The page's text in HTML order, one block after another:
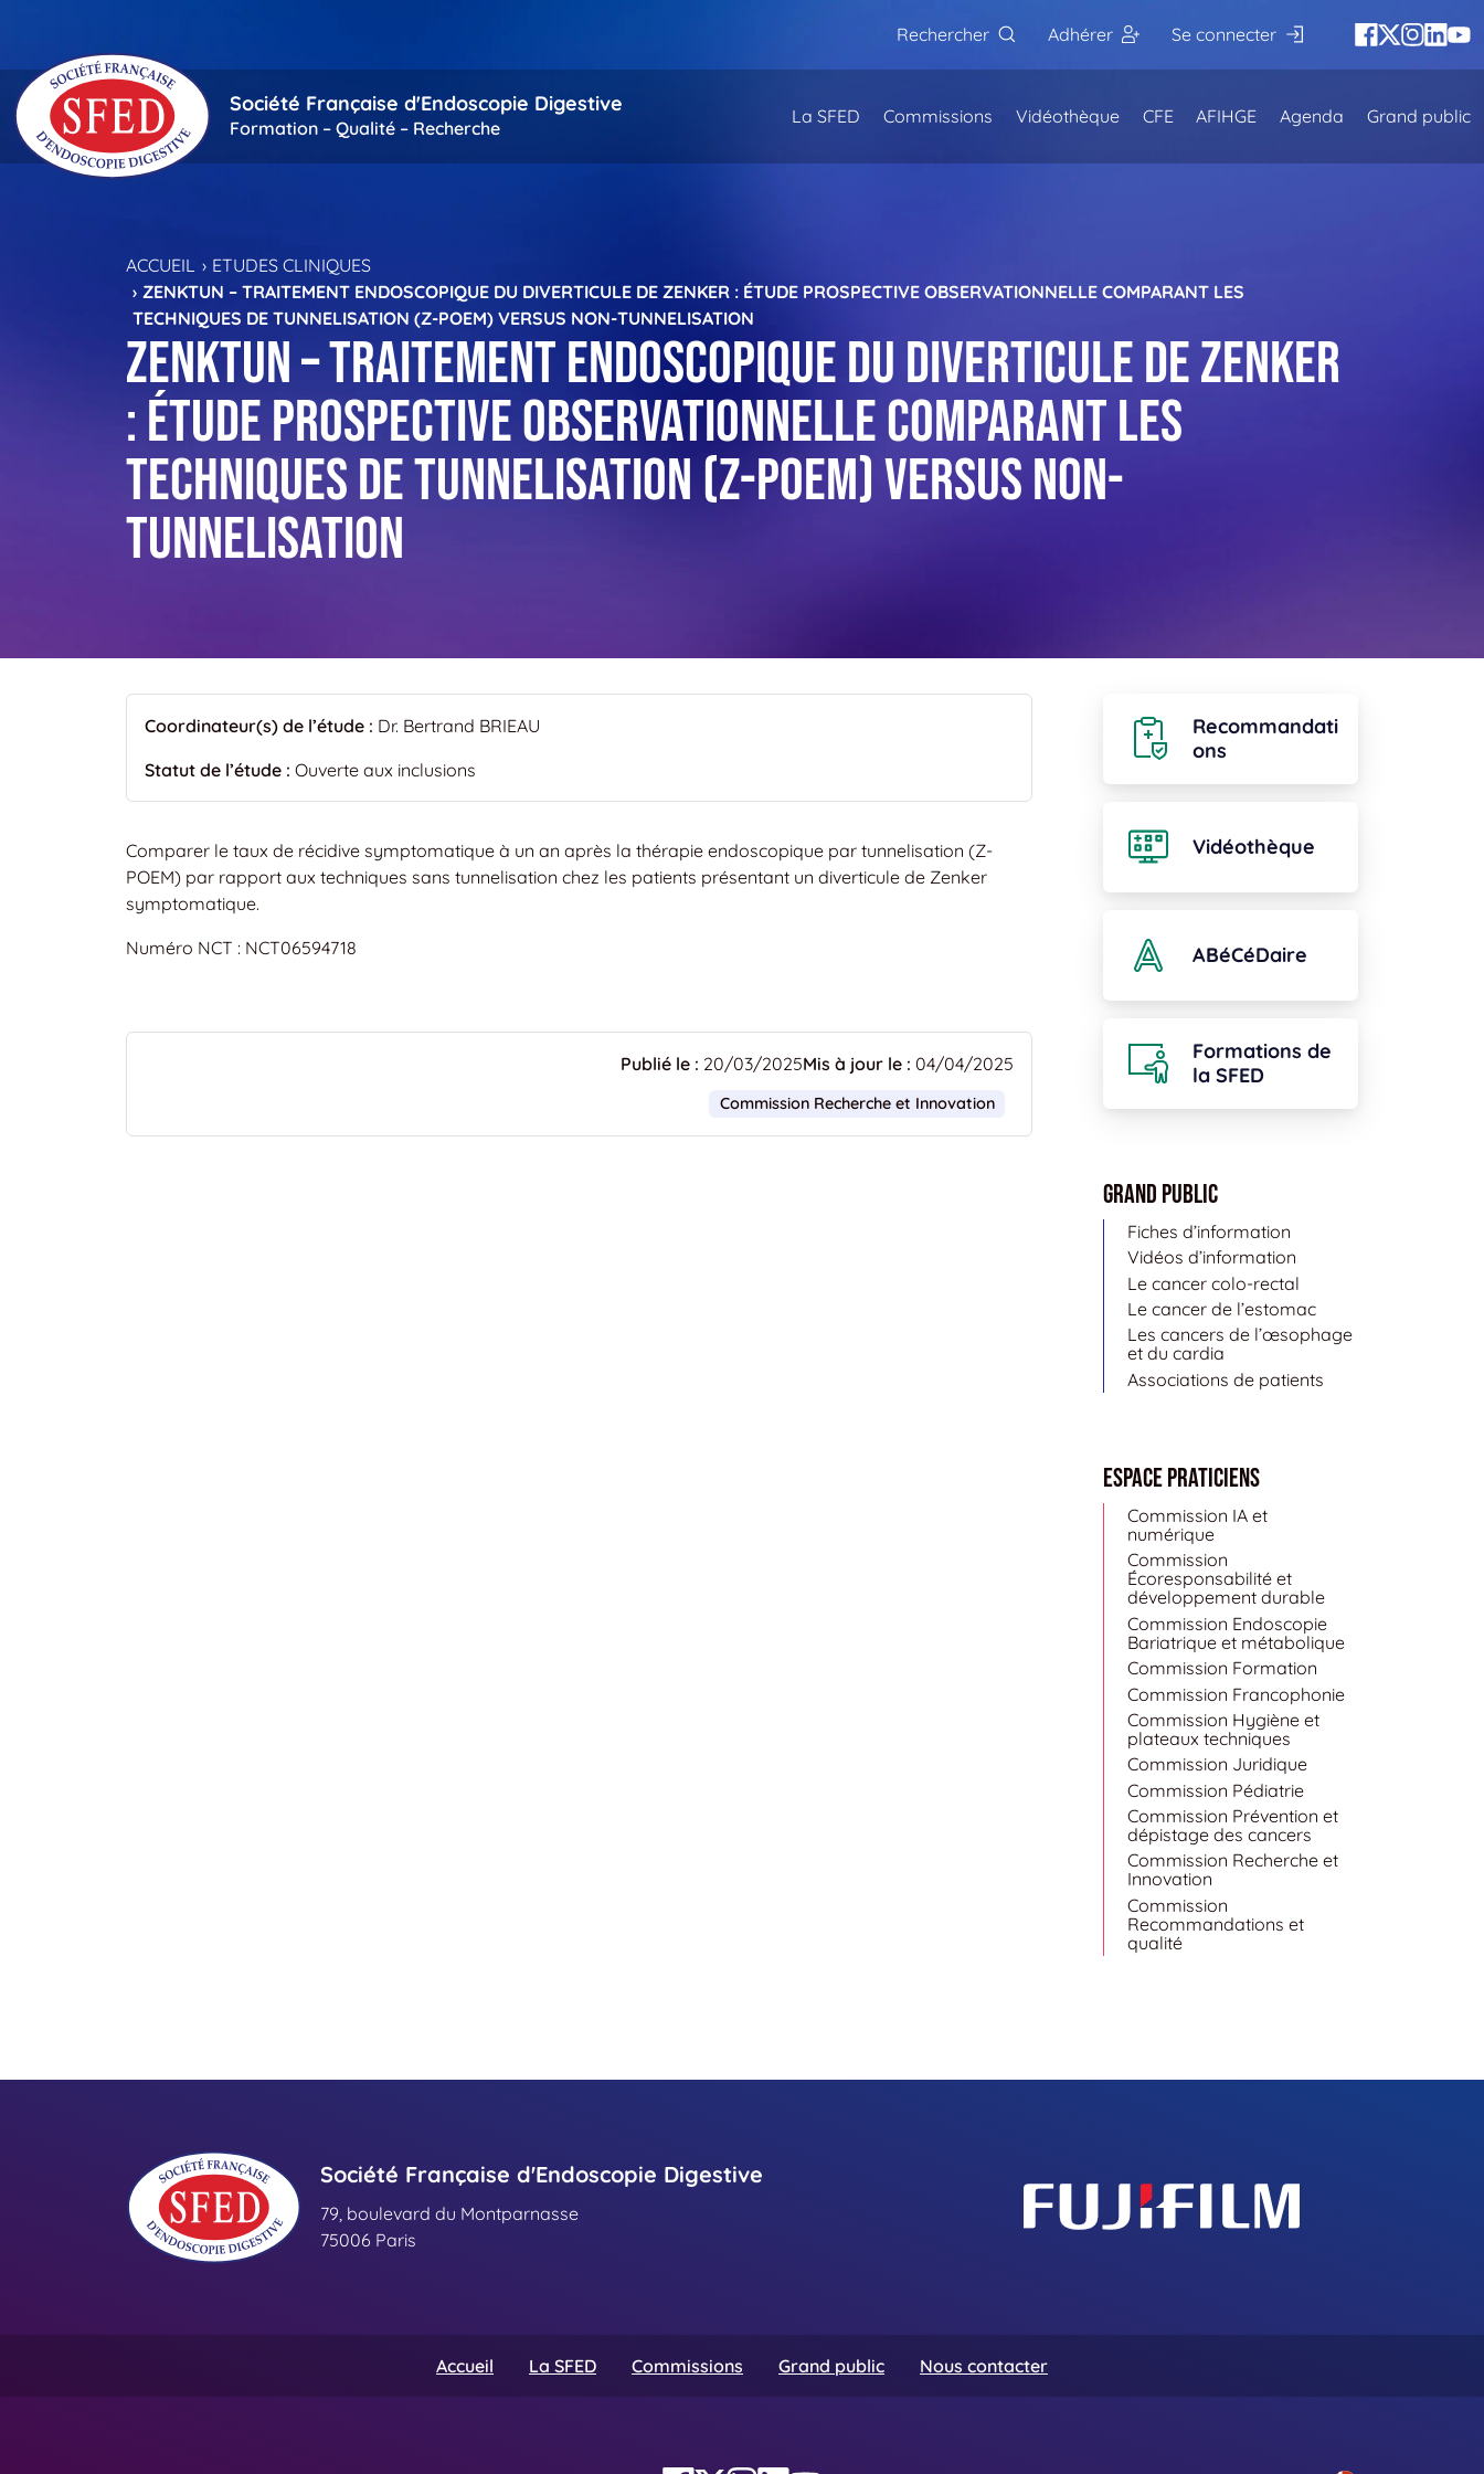
Rechercher
Adhérer Se connecter
Société Française d'Endoscopie Digestive
Formation – Qualité – Recherche
La SFED Commissions Vidéothèque CFE AFIHGE Agenda Grand public
ACCUEIL
ETUDES CLINIQUES
ZENKTUN – TRAITEMENT ENDOSCOPIQUE DU DIVERTICULE DE ZENKER : ÉTUDE PROSPECTIVE OBSERVATIONNELLE COMPARANT LES
TECHNIQUES DE TUNNELISATION (Z-POEM) VERSUS NON-TUNNELISATION
ZENKTUN – Traitement endoscopique du diverticule de Zenker
: étude prospective observationnelle comparant les
techniques de tunnelisation (Z-POEM) versus non-
tunnelisation
Coordinateur(s) de l’étude : Dr. Bertrand BRIEAU
Statut de l’étude : Ouverte aux inclusions
Comparer le taux de récidive symptomatique à un an après la thérapie endoscopique par tunnelisation (Z-
POEM) par rapport aux techniques sans tunnelisation chez les patients présentant un diverticule de Zenker
symptomatique.
Numéro NCT : NCT06594718
Publié le : 20/03/2025Mis à jour le : 04/04/2025
Commission Recherche et Innovation
Recommandati
ons
Vidéothèque
ABéCéDaire
Formations de
la SFED
Grand public
Fiches d’information
Vidéos d’information
Le cancer colo-rectal
Le cancer de l’estomac
Les cancers de l’œsophage
et du cardia
Associations de patients
Espace Praticiens
Commission IA et
numérique
Commission
Écoresponsabilité et
développement durable
Commission Endoscopie
Bariatrique et métabolique
Commission Formation
Commission Francophonie
Commission Hygiène et
plateaux techniques
Commission Juridique
Commission Pédiatrie
Commission Prévention et
dépistage des cancers
Commission Recherche et
Innovation
Commission
Recommandations et
qualité
Société Française d'Endoscopie Digestive
79, boulevard du Montparnasse
75006 Paris
Accueil La SFED Commissions Grand public Nous contacter